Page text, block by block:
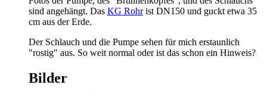
sind angehängt. Das KG Rohrist DN150 und guckt etwa 35
cm aus der Erde.
Der Schlauch und die Pumpe sehen für mich erstaunlich
"rostig" aus. So weit normal oder ist das schon ein Hinweis?
Bilder